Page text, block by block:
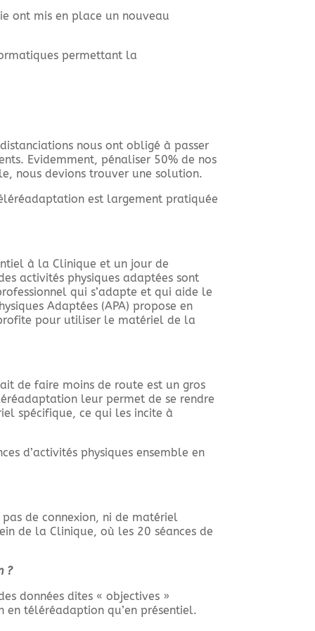
ont mis en place un nouveau
permettant la
nous ont obligé à passer
Evidemment, pénaliser 50% de nos
nous devions trouver une solution.
est largement pratiquée
à la Clinique et un jour de
activités physiques adaptées sont
qui s’adapte et qui aide le
Adaptées (APA) propose en
pour utiliser le matériel de la
de faire moins de route est un gros
leur permet de se rendre
spécifique, ce qui les incite à
d’activités physiques ensemble en
de connexion, ni de matériel
de la Clinique, où les 20 séances de
?
données dites « objectives »
téléréadaption qu’en présentiel.